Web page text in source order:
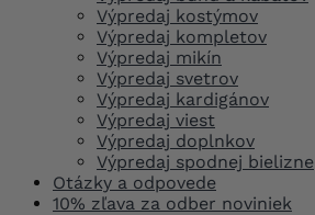
Výpredaj kostýmov
Výpredaj kompletov
Výpredaj mikín
Výpredaj svetrov
Výpredaj kardigánov
Výpredaj viest
Výpredaj doplnkov
Výpredaj spodnej bielizne
Otázky a odpovede
10% zľava za odber noviniek